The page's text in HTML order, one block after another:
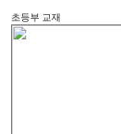
초등부 교재